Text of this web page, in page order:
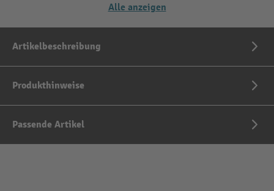
Alle anzeigen
Artikelbeschreibung
Produkthinweise
Passende Artikel